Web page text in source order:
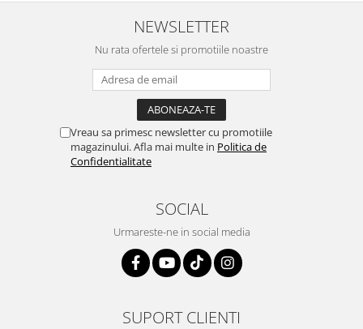
Castroane si adapatori animale
Igiena animale de companie
Mobila si transport animale de
Desktop PC & Monitoare
Imprimante, Scanere &
NEWSLETTER
Nu rata ofertele si promotiile noastre
Vreau sa primesc newsletter cu promotiile
magazinului. Afla mai multe in Politica de
Confidentialitate
SOCIAL
Urmareste-ne in social media
SUPORT CLIENTI